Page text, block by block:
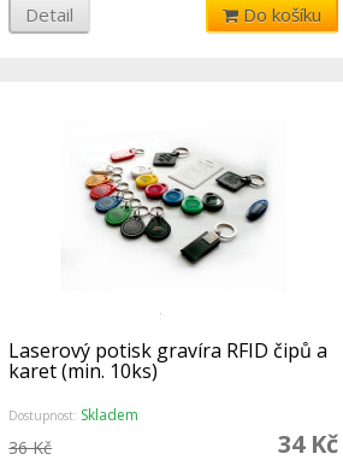
Detail Do košíku
Laserový potisk gravíra RFID čipů a
karet (min. 10ks)
Dostupnost: Skladem
34 Kč
36 Kč